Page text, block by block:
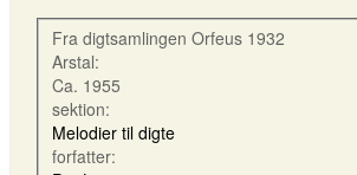
Fra digtsamlingen Orfeus 1932
Arstal:
Ca. 1955
sektion:
Melodier til digte
forfatter: